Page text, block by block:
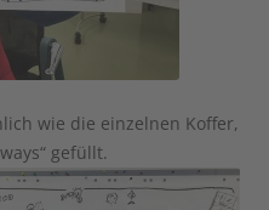
wie die einzelnen Koffer,
gefüllt.